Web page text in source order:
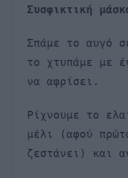
Συσφικτική
Σπάμε το αυγό
το χτυπάμε με
να αφρίσει.
Ρίχνουμε το
μέλι (αφού
ζεστάνει) και